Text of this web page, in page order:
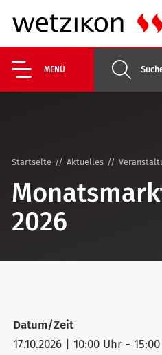
MENÜ
Startseite Aktuelles
2026
Datum/Zeit
17.10.2026 | 10:00 Uhr -